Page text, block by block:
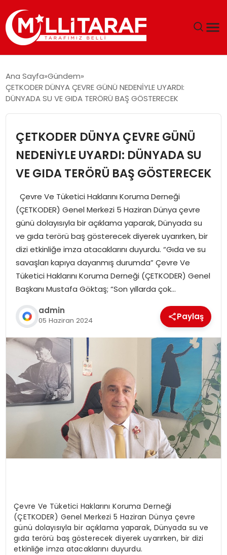
ÖZEL SAYFALAR
EKONOMI
SPOR
SIYASET
MAGAZIN
Ana Sayfa Gündem
ÇETKODER DÜNYA ÇEVRE GÜNÜ NEDENİYLE UYARDI:
DÜNYADA SU VE GIDA TERÖRÜ BAŞ GÖSTERECEK
ÇETKODER DÜNYA ÇEVRE GÜNÜ
NEDENİYLE UYARDI: DÜNYADA SU
VE GIDA TERÖRÜ BAŞ GÖSTERECEK
Çevre Ve Tüketici Haklarını Koruma Derneği
(ÇETKODER) Genel Merkezi 5 Haziran Dünya çevre
günü dolayısıyla bir açıklama yaparak, Dünyada su
ve gıda terörü baş gösterecek diyerek uyarırken, bir
dizi etkinliğe imza atacaklarını duyurdu. “Gıda ve su
savaşları kapıya dayanmış durumda” Çevre Ve
Tüketici Haklarını Koruma Derneği (ÇETKODER) Genel
Başkanı Mustafa Göktaş; “Son yıllarda çok…
admin
05 Haziran 2024 Paylaş
Çevre Ve Tüketici Haklarını Koruma Derneği
(ÇETKODER) Genel Merkezi 5 Haziran Dünya çevre
günü dolayısıyla bir açıklama yaparak, Dünyada su ve
gıda terörü baş gösterecek diyerek uyarırken, bir dizi
etkinliğe imza atacaklarını duyurdu.